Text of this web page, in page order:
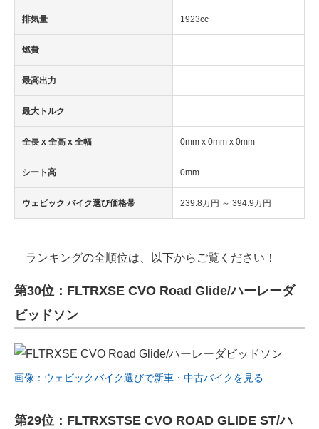
排気量 1923cc
燃費
最高出力
最大トルク
全長 x 全高 x 全幅 0mm x 0mm x 0mm
シート高 0mm
ウェビック バイク選び価格帯 239.8万円 ～ 394.9万円
ランキングの全順位は、以下からご覧ください！
第30位：FLTRXSE CVO Road Glide/ハーレーダ
ビッドソン
画像：ウェビックバイク選びで新車・中古バイクを見る
第29位：FLTRXSTSE CVO ROAD GLIDE ST/ハ